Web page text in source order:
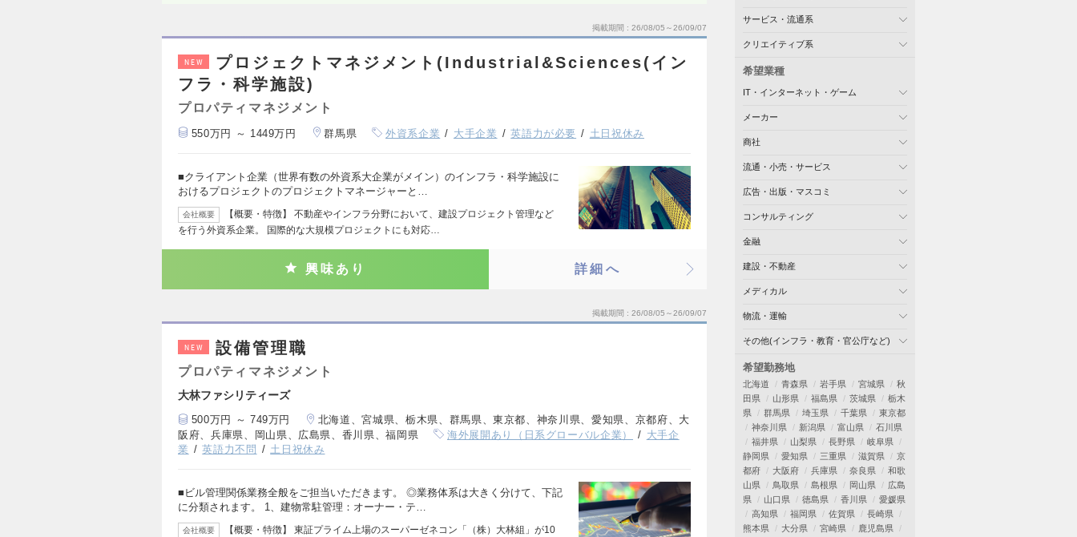
掲載期間 26/08/05～26/09/07
NEW
プロジェクトマネジメント(Industrial&Sciences(イン
フラ・科学施設)
プロパティマネジメント
550万円 ～ 1449万円 群馬県 外資系企業 大手企業 英語力が必要 土日祝休み
■クライアント企業（世界有数の外資系大企業がメイン）のインフラ・科学施設に
おけるプロジェクトのプロジェクトマネージャーと…
会社概要
【概要・特徴】 不動産やインフラ分野において、建設プロジェクト管理など
を行う外資系企業。 国際的な大規模プロジェクトにも対応…
興味あり 詳細へ
掲載期間 26/08/05～26/09/07
NEW 設備管理職
プロパティマネジメント
大林ファシリティーズ
500万円 ～ 749万円
北海道、宮城県、栃木県、群馬県、東京都、神奈川県、愛知県、京都府、大
阪府、兵庫県、岡山県、広島県、香川県、福岡県
海外展開あり（日系グローバル企業）
大手企
業
英語力不問 土日祝休み
■ビル管理関係業務全般をご担当いただきます。 ◎業務体系は大きく分けて、下記
に分類されます。 1、建物常駐管理：オーナー・テ…
会社概要
【概要・特徴】 東証プライム上場のスーパーゼネコン「（株）大林組」が10
サービス・流通系
クリエイティブ系
希望業種
IT・インターネット・ゲーム
メーカー
商社
流通・小売・サービス
広告・出版・マスコミ
コンサルティング
金融
建設・不動産
メディカル
物流・運輸
その他(インフラ・教育・官公庁など)
希望勤務地
北海道 青森県 岩手県 宮城県
秋
田県
山形県 福島県 茨城県
栃木
県
群馬県 埼玉県 千葉県
東京都
神奈川県
新潟県 富山県
石川県
福井県
山梨県 長野県
岐阜県
静岡県
愛知県 三重県 滋賀県
京
都府
大阪府 兵庫県 奈良県
和歌
山県
鳥取県 島根県 岡山県
広島
県
山口県 徳島県 香川県
愛媛県
高知県
福岡県 佐賀県
長崎県
熊本県
大分県 宮崎県
鹿児島県